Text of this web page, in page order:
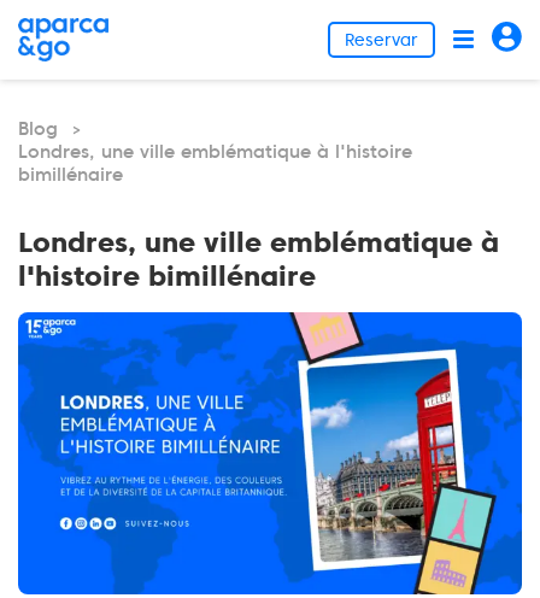
Reservar
Blog >
Londres, une ville emblématique à l'histoire
bimillénaire
Londres, une ville emblématique à
l'histoire bimillénaire